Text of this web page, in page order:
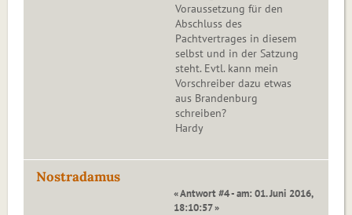
Voraussetzung für den
Abschluss des
Pachtvertrages in diesem
selbst und in der Satzung
steht. Evtl. kann mein
Vorschreiber dazu etwas
aus Brandenburg
schreiben?
Hardy
Nostradamus
« Antwort #4 - am: 01. Juni 2016,
18:10:57 »